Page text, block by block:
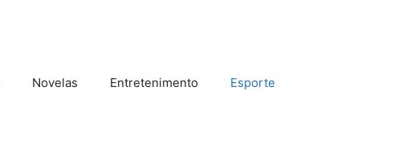
Novelas Entretenimento Esporte